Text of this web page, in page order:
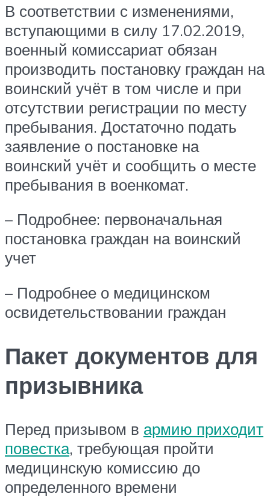
В соответствии с изменениями,
вступающими в силу 17.02.2019,
военный комиссариат обязан
производить постановку граждан на
воинский учёт в том числе и при
отсутствии регистрации по месту
пребывания. Достаточно подать
заявление о постановке на
воинский учёт и сообщить о месте
пребывания в военкомат.
– Подробнее: первоначальная
постановка граждан на воинский
учет
– Подробнее о медицинском
освидетельствовании граждан
Пакет документов для
призывника
Перед призывом в армию приходит
повестка, требующая пройти
медицинскую комиссию до
определенного времени